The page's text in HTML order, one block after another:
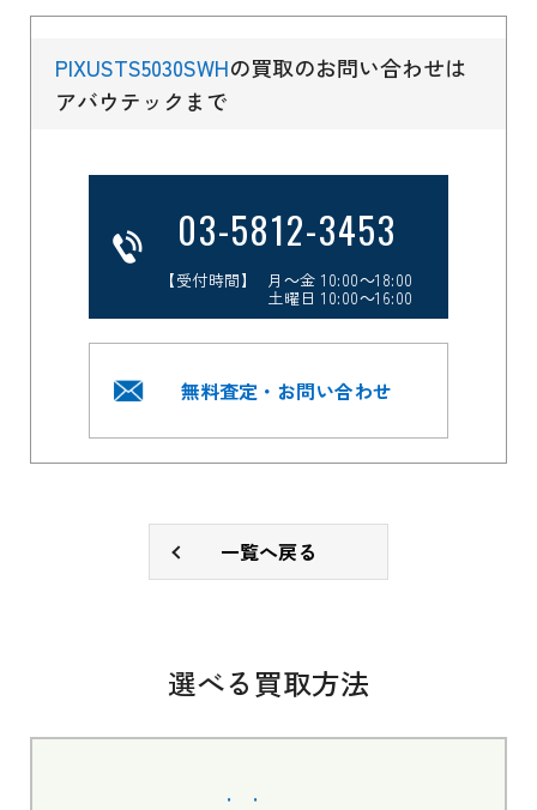
PIXUSTS5030SWHの買取のお問い合わせは
アバウテックまで
03-5812-3453
【受付時間】 月～金 10:00～18:00
土曜日 10:00～16:00
無料査定・お問い合わせ
一覧へ戻る
選べる買取方法